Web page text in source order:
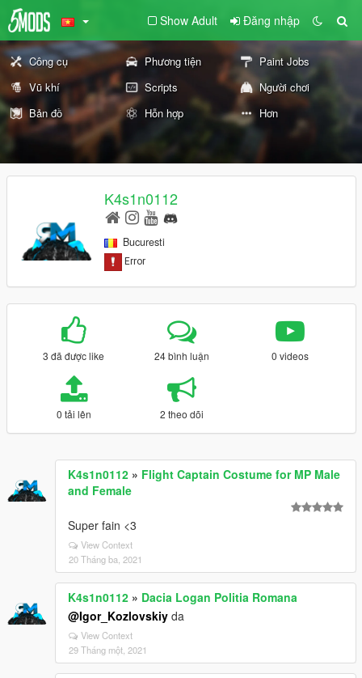
Show Adult Đăng nhập
Công cụ Phương tiện
Paint Jobs
Vũ khí
Scripts
Người chơi
Bản đồ
Hỗn hợp Hơn
K4s1n0112
Bucuresti
3 đã được like 24 bình luận 0 videos
0 tải lên 2 theo dõi
K4s1n0112 » Flight Captain Costume for MP Male
and Female
Super fain <3
View Context
20 Tháng ba, 2021
K4s1n0112 » Dacia Logan Politia Romana
@Igor_Kozlovskiy da
View Context
29 Tháng một, 2021